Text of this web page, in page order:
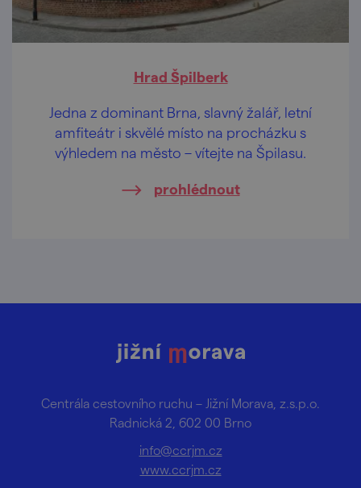
Hrad Špilberk
Jedna z dominant Brna, slavný žalář, letní
amfiteátr i skvělé místo na procházku s
výhledem na město – vítejte na Špilasu.
prohlédnout
Centrála cestovního ruchu – Jižní Morava, z.s.p.o.
Radnická 2, 602 00 Brno
info@ccrjm.cz
www.ccrjm.cz